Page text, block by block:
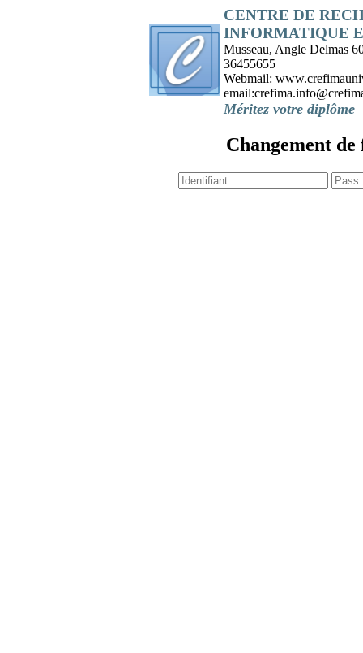
CENTRE DE
INFORMATIQUE
Musseau, Angle Delmas
36455655
Webmail:
Méritez votre diplôme
Changement